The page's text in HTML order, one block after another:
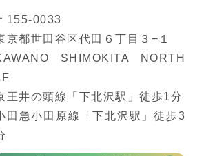
155-0033
京都世田谷区代田６丁目３−１
SHIMOKITA NORTH
王井の頭線「下北沢駅」徒歩1分
田急小田原線「下北沢駅」徒歩3